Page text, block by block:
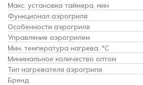
Макс. установка таймера, мин
Функционал аэрогриля
Особенности аэрогриля
Управление аэрогрилем
Мин. температура нагрева, °С
Минимальное количество оптом
Тип нагревателя аэрогриля
Бренд